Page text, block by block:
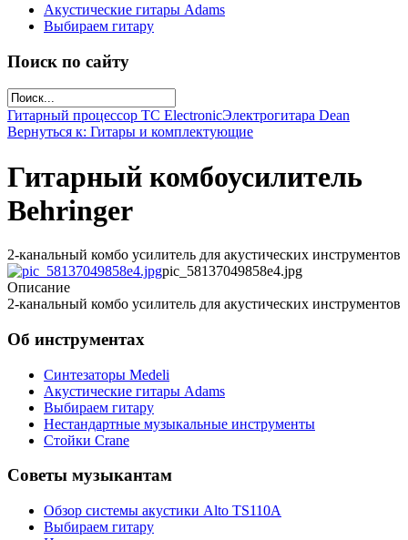
Акустические гитары Adams
Выбираем гитару
Поиск по сайту
Гитарный процессор TC ElectronicЭлектрогитара Dean
Вернуться к: Гитары и комплектующие
Гитарный комбоусилитель
Behringer
2-канальный комбо усилитель для акустических инструментов
pic_58137049858e4.jpg
Описание
2-канальный комбо усилитель для акустических инструментов
Об инструментах
Синтезаторы Мedeli
Акустические гитары Adams
Выбираем гитару
Нестандартные музыкальные инструменты
Стойки Crane
Советы музыкантам
Обзор системы акустики Alto TS110A
Выбираем гитару